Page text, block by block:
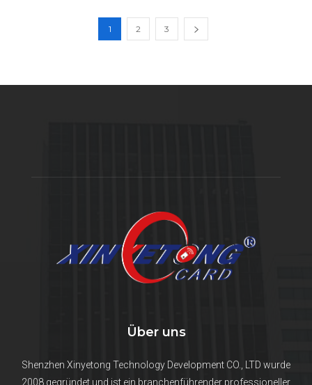
1 2 3
Über uns
Shenzhen Xinyetong Technology Development CO., LTD wurde
2008 gegründet und ist ein branchenführender professioneller